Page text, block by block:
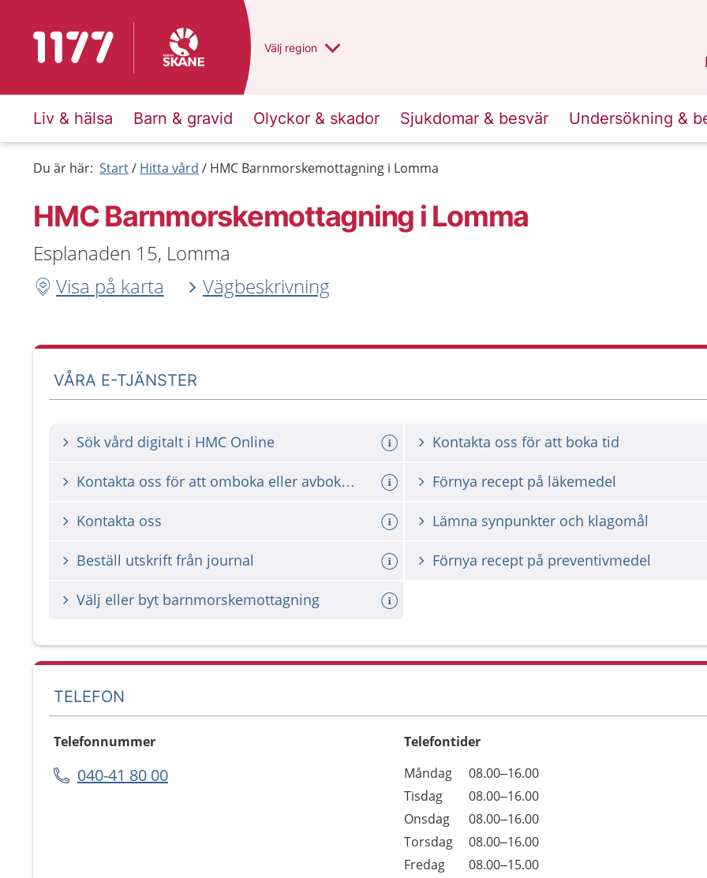
Till startsidan för 1177 Du har valt region
Välj en annan
region
Liv & hälsa Barn & gravid Olyckor & skador Sjukdomar & besvär Undersökning &
Du är här: Start Hitta vård HMC Barnmorskemottagning i Lomma
HMC Barnmorskemottagning i Lomma
Esplanaden 15, Lomma
Visa på karta
Vägbeskrivning
VÅRA E-TJÄNSTER
Sök vård digitalt i HMC Online Kontakta oss för att boka tid
Kontakta oss för att omboka eller avboka tid Förnya recept på läkemedel
Kontakta oss Lämna synpunkter och klagomål
Beställ utskrift från journal Förnya recept på preventivmedel
Välj eller byt barnmorskemottagning
TELEFON
Telefonnummer
040-41 80 00
Telefontider
Dag
Öppettider
Kommentarer
Måndag
08.00–16.00
Tisdag
08.00–16.00
Onsdag
08.00–16.00
Torsdag
08.00–16.00
Fredag
08.00–15.00